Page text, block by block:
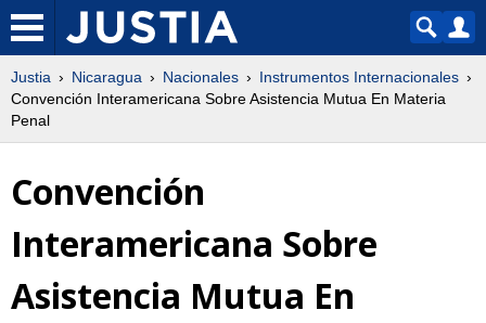
Justia Nicaragua Nacionales
Instrumentos Internacionales
Convención Interamericana Sobre Asistencia Mutua En Materia
Penal
Convención
Interamericana Sobre
Asistencia Mutua En